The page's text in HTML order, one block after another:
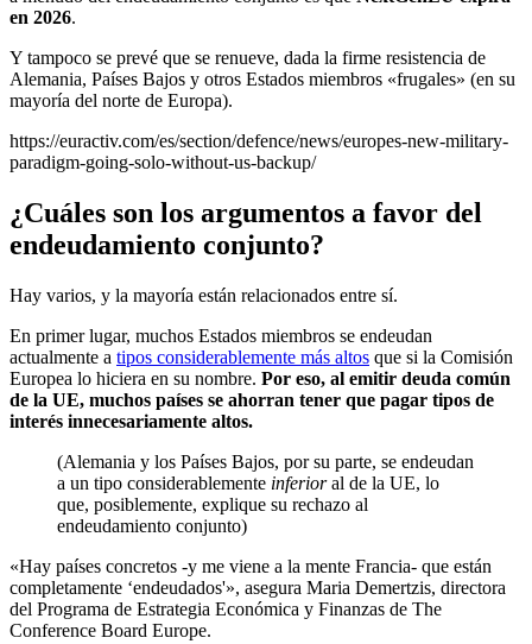
en 2026.
Y tampoco se prevé que se renueve, dada la firme resistencia de
Alemania, Países Bajos y otros Estados miembros «frugales» (en su
mayoría del norte de Europa).
https://euractiv.com/es/section/defence/news/europes-new-military-
paradigm-going-solo-without-us-backup/
¿Cuáles son los argumentos a favor del
endeudamiento conjunto?
Hay varios, y la mayoría están relacionados entre sí.
En primer lugar, muchos Estados miembros se endeudan
actualmente a tipos considerablemente más altos que si la Comisión
Europea lo hiciera en su nombre. Por eso, al emitir deuda común
de la UE, muchos países se ahorran tener que pagar tipos de
interés innecesariamente altos.
(Alemania y los Países Bajos, por su parte, se endeudan
a un tipo considerablemente inferioral de la UE, lo
que, posiblemente, explique su rechazo al
endeudamiento conjunto)
«Hay países concretos -y me viene a la mente Francia- que están
completamente ‘endeudados'», asegura Maria Demertzis, directora
del Programa de Estrategia Económica y Finanzas de The
Conference Board Europe.